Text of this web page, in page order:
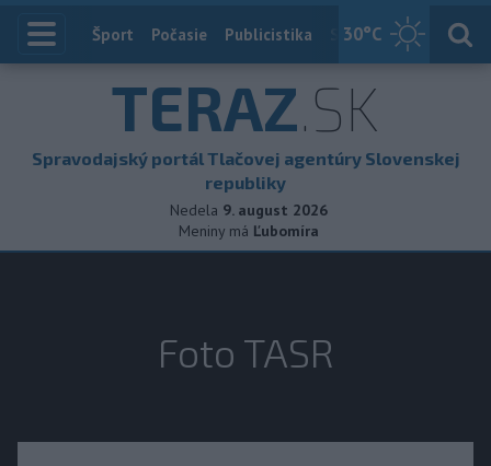
30°C
Index
Šport Počasie Publicistika Slovensko
TERAZ.SK
Spravodajský portál Tlačovej agentúry Slovenskej
republiky
Nedela 9. august 2026
Meniny má Ľubomíra
Foto TASR